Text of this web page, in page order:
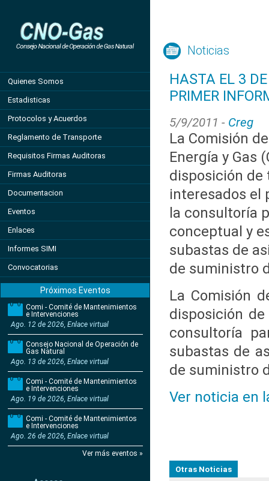
Quienes Somos
Estadisticas
Protocolos y Acuerdos
Reglamento de Transporte
Requisitos Firmas Auditoras
Firmas Auditoras
Documentacion
Eventos
Enlaces
Informes SIMI
Convocatorias
Próximos Eventos
Comi - Comité de Mantenimientos
e Intervenciones
Ago. 12 de 2026, Enlace virtual
Consejo Nacional de Operación de
Gas Natural
Ago. 13 de 2026, Enlace virtual
Comi - Comité de Mantenimientos
e Intervenciones
Ago. 19 de 2026, Enlace virtual
Comi - Comité de Mantenimientos
e Intervenciones
Ago. 26 de 2026, Enlace virtual
Ver más eventos »
Noticias
HASTA EL 3
PRIMER
5/9/2011 - Creg
La Comisión
Energía y Gas
disposición de
interesados el
la consultoría
conceptual y
subastas de
de suministro
La Comisión
disposición
consultoría
subastas de
de suministro
Ver noticia en
Otras Noticias